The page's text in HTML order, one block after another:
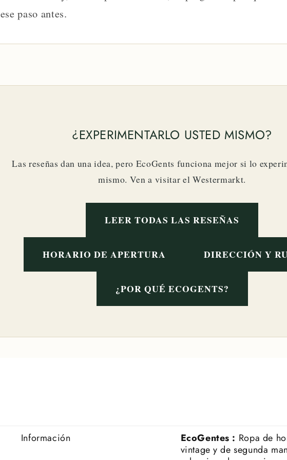
ese paso antes.
¿EXPERIMENTARLO USTED MISMO?
Las reseñas dan una idea, pero EcoGents funciona mejor si lo
mismo. Ven a visitar el Westermarkt.
LEER TODAS LAS RESEÑAS
HORARIO DE APERTURA DIRECCIÓN Y
¿POR QUÉ ECOGENTS?
Información EcoGentes : Ropa de
vintage y de segunda